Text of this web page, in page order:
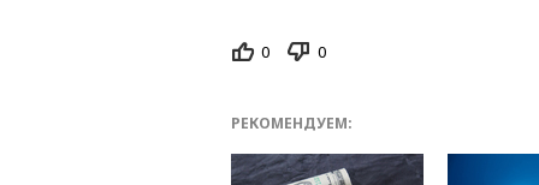
0 0
РЕКОМЕНДУЕМ: